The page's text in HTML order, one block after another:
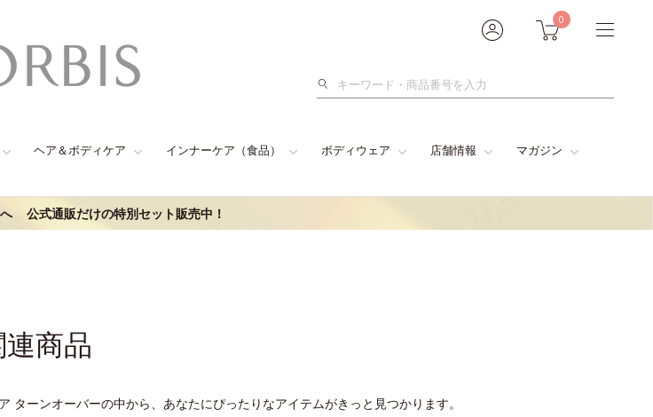
0
検
ヘア＆ボディケア インナーケア（食品） ボディウェア 店舗情報 マガジン
公式通販だけの特別セット販売中！
商品
ーンオーバーの中から、あなたにぴったりなアイテムがきっと見つかります。